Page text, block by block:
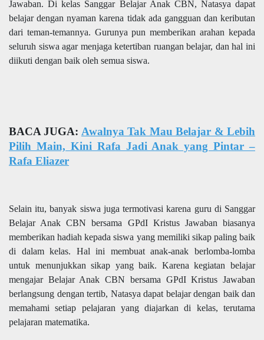
Jawaban. Di kelas Sanggar Belajar Anak CBN, Natasya dapat
belajar dengan nyaman karena tidak ada gangguan dan keributan
dari teman-temannya. Gurunya pun memberikan arahan kepada
seluruh siswa agar menjaga ketertiban ruangan belajar, dan hal ini
diikuti dengan baik oleh semua siswa.
BACA JUGA: Awalnya Tak Mau Belajar & Lebih
Pilih Main, Kini Rafa Jadi Anak yang Pintar –
Rafa Eliazer
Selain itu, banyak siswa juga termotivasi karena guru di Sanggar
Belajar Anak CBN bersama GPdI Kristus Jawaban biasanya
memberikan hadiah kepada siswa yang memiliki sikap paling baik
di dalam kelas. Hal ini membuat anak-anak berlomba-lomba
untuk menunjukkan sikap yang baik. Karena kegiatan belajar
mengajar Belajar Anak CBN bersama GPdI Kristus Jawaban
berlangsung dengan tertib, Natasya dapat belajar dengan baik dan
memahami setiap pelajaran yang diajarkan di kelas, terutama
pelajaran matematika.